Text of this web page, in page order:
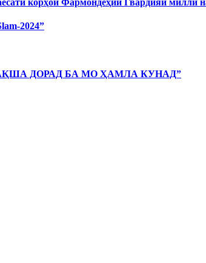
2024”
ДОРАД БА МО ҲАМЛА КУНАД”